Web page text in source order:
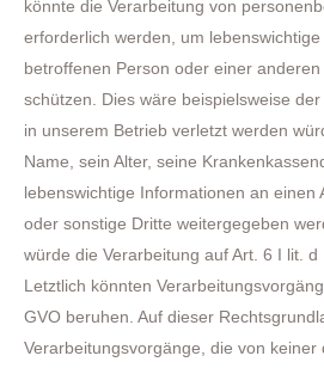
könnte die Verarbeitung von
erforderlich werden, um
betroffenen Person oder einer
schützen. Dies wäre beispielsweise
in unserem Betrieb verletzt werden
Name, sein Alter, seine
lebenswichtige Informationen an einen
oder sonstige Dritte weitergegeben
würde die Verarbeitung auf Art. 6 I lit. d
Letztlich könnten
GVO beruhen. Auf dieser
Verarbeitungsvorgänge, die von keiner